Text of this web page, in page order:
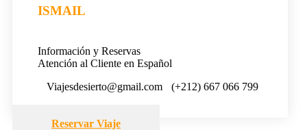
ISMAIL
Información y Reservas
Atención al Cliente en Español
Viajesdesierto@gmail.com
(+212) 667 066 799
Reservar Viaje